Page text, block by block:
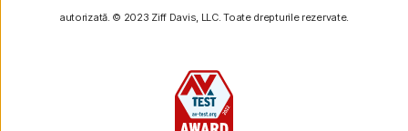
autorizată. © 2023 Ziff Davis, LLC. Toate drepturile rezervate.